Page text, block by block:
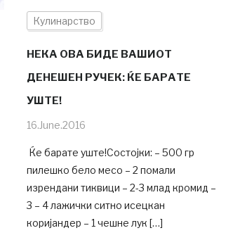
Кулинарство
НЕКА ОВА БИДЕ ВАШИОТ
ДЕНЕШЕН РУЧЕК: ЌЕ БАРАТЕ
УШТЕ!
16.June.2016
Ќе барате уште!Состојки: – 500 гр
пилешко бело месо – 2 помали
изрендани тиквици – 2-3 млад кромид –
3 – 4 лажички ситно исецкан
коријандер – 1 чешне лук […]